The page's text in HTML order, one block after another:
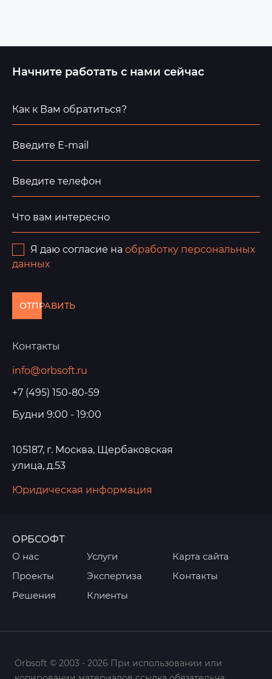
Начните работать с нами сейчас
Я даю согласие на обработку персональных
данных
ОТПРАВИТЬ
Контакты
info@orbsoft.ru
+7 (495) 150-80-59
Будни 9:00 - 19:00
105187, г. Москва, Щербаковская
улица, д.53
Юридическая информация
О нас
Проекты
Решения
Услуги
Экспертиза
Клиенты
Карта сайта
Контакты
ОРБСОФТ
Orbsoft © 2003 - 2026 При использовании или